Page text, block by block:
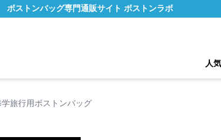
ボストンバッグ専門通販サイト ボストンラボ
人
旅行用ボストンバッグ